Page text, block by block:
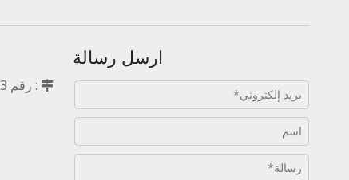

ارسل رسالة